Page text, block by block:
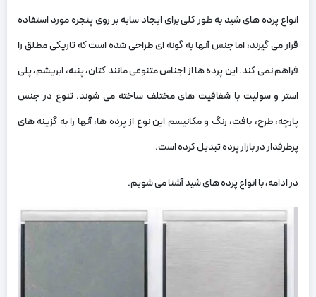
انواع پرده‌ های شید به‌ طور کلی برای ایجاد سایه بر روی پنجره مورد استفاده
قرار می‌ گیرند، اما جنس آنها به گونه‌ ای طراحی شده است که تاریکی مطلق را
فراهم نمی‌ کند. این پرده‌ ها از اجناس متنوعی مانند کتان، پنبه، ابریشم، پلی
استر و سولیت با شفافیت‌ های مختلف ساخته می‌ شوند. تنوع در جنس
پارچه، طرح، بافت، رنگ و مکانیسم این نوع از پرده‌ ها، آنها را به گزینه‌ های
پرطرفدار در بازار پرده تبدیل کرده است.
در ادامه، با انواع پرده‌ های شید آشنا می‌ شویم.